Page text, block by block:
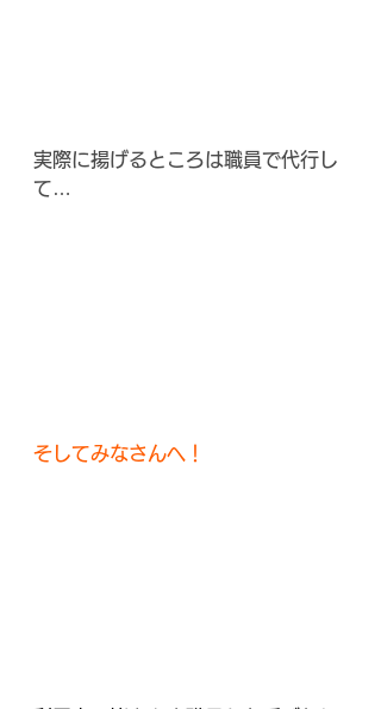
実際に揚げるところは職員で代行し
て…
そしてみなさんへ！